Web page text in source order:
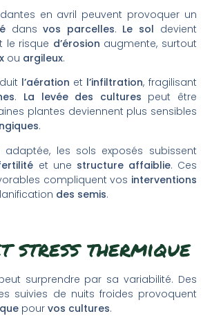
en avril peuvent provoquer un
dansvos parcelles. Le sol devient
le risque d’érosion augmente, surtout
ou argileux.
l’aération et l’infiltration, fragilisant
. La levée des cultures peut être
plantes deviennent plus sensibles
.
adaptée, les sols exposés subissent
et une structure affaiblie. Ces
compliquent vos interventions
des semis.
stress thermique
surprendre par sa variabilité. Des
suivies de nuits froides provoquent
pourvos cultures.